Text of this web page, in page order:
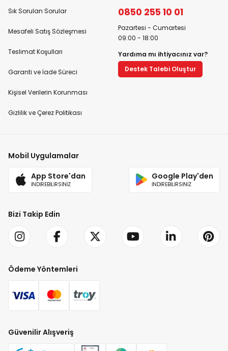
Sık Sorulan Sorular
Mesafeli Satış Sözleşmesi
Teslimat Koşulları
Garanti ve İade Süreci
Kişisel Verilerin Korunması
Gizlilik ve Çerez Politikası
0850 255 10 01
Pazartesi - Cumartesi
09:00 - 18:00
Yardıma mı ihtiyacınız var?
Destek Talebi Oluştur
Mobil Uygulamalar
App Store'dan
İNDİREBİLİRSİNİZ
Google Play'den
İNDİREBİLİRSİNİZ
Bizi Takip Edin
Ödeme Yöntemleri
Güvenilir Alışveriş